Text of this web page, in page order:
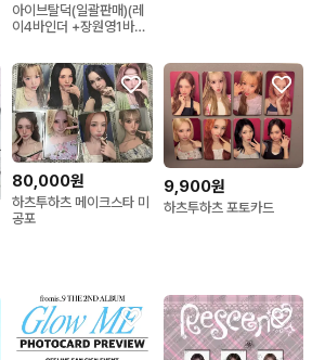
아이브탈덕(일괄판매)(레
이4바인더 +장원영1바인
봉2기+굿즈
80,000원
하츠투하츠 메이크스타 미
공포
9,900원
하츠투하츠 포토카드